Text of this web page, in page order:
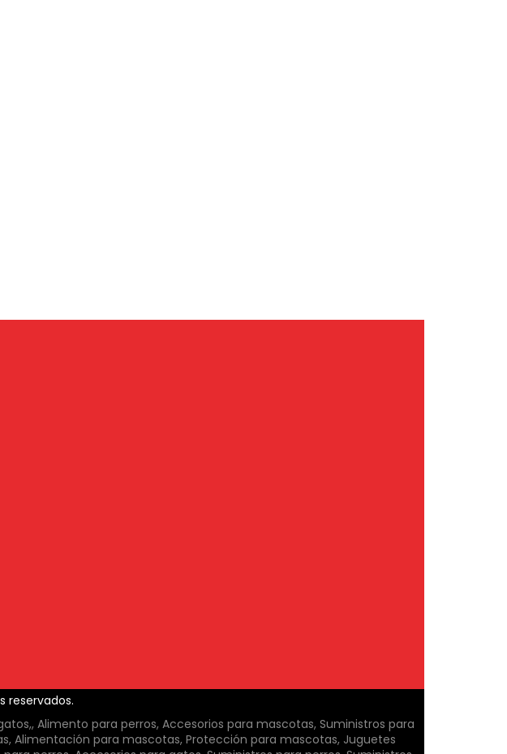
reservados.
Alimento para perros, Accesorios para mascotas, Suministros para
Alimentación para mascotas, Protección para mascotas, Juguetes